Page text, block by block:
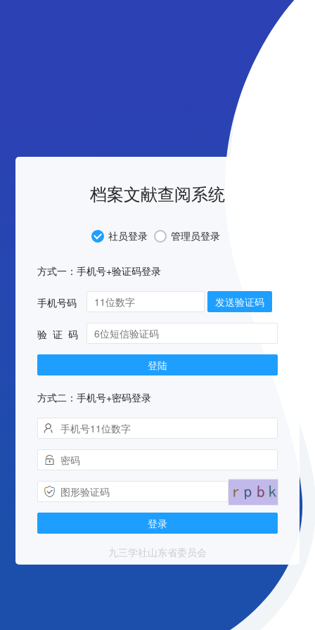
档案文献查阅系统
社员登录 管理员登录
方式一：手机号+验证码登录
手机号码 发送验证码
验 证 码
方式二：手机号+密码登录
九三学社山东省委员会